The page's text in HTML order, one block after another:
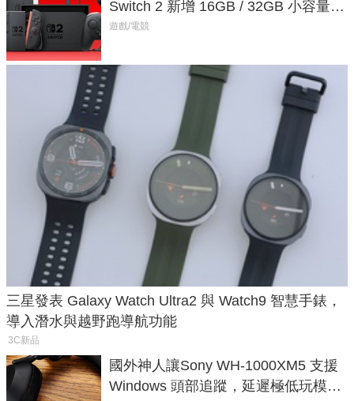
Switch 2 新增 16GB / 32GB 小容量遊
戲卡的選擇
遊戲/電競
三星發表 Galaxy Watch Ultra2 與 Watch9 智慧手錶，
導入潛水與越野跑導航功能
3C新品
國外神人讓Sony WH-1000XM5 支援
Windows 頭部追蹤，延遲極低玩模擬